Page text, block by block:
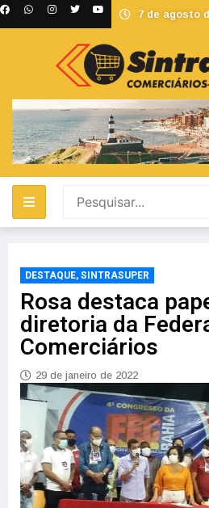
7 de agosto
DESTAQUE,SINTRASUPER
Rosa destaca
diretoria da
Comerciários
29 de janeiro de 2022